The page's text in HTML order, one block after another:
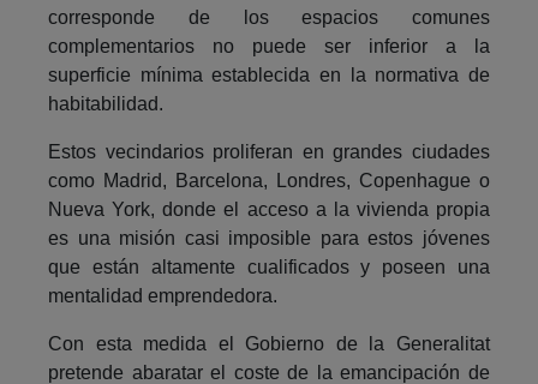
corresponde de los espacios comunes
complementarios no puede ser inferior a la
superficie mínima establecida en la normativa de
habitabilidad.
Estos vecindarios proliferan en grandes ciudades
como Madrid, Barcelona, Londres, Copenhague o
Nueva York, donde el acceso a la vivienda propia
es una misión casi imposible para estos jóvenes
que están altamente cualificados y poseen una
mentalidad emprendedora.
Con esta medida el Gobierno de la Generalitat
pretende abaratar el coste de la emancipación de